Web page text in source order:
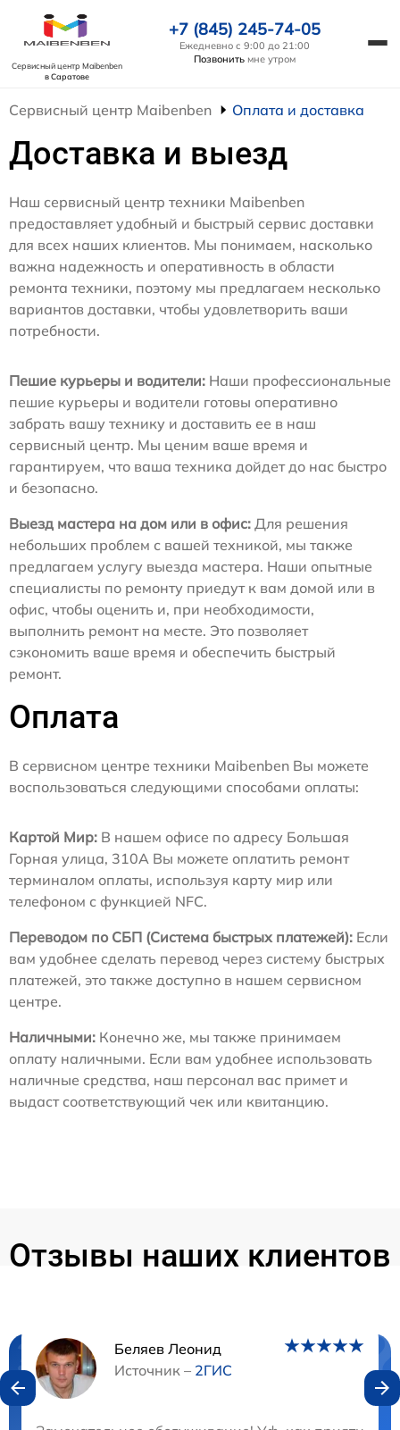
Сервисный центр Maibenben
в Саратове
+7 (845) 245-74-05
Ежедневно с 9:00 до 21:00
Позвонить мне утром
Сервисный центр Maibenben Оплата и доставка
Доставка и выезд
Наш сервисный центр техники Maibenben
предоставляет удобный и быстрый сервис доставки
для всех наших клиентов. Мы понимаем, насколько
важна надежность и оперативность в области
ремонта техники, поэтому мы предлагаем несколько
вариантов доставки, чтобы удовлетворить ваши
потребности.
Пешие курьеры и водители: Наши профессиональные
пешие курьеры и водители готовы оперативно
забрать вашу технику и доставить ее в наш
сервисный центр. Мы ценим ваше время и
гарантируем, что ваша техника дойдет до нас быстро
и безопасно.
Выезд мастера на дом или в офис: Для решения
небольших проблем с вашей техникой, мы также
предлагаем услугу выезда мастера. Наши опытные
специалисты по ремонту приедут к вам домой или в
офис, чтобы оценить и, при необходимости,
выполнить ремонт на месте. Это позволяет
сэкономить ваше время и обеспечить быстрый
ремонт.
Оплата
В сервисном центре техники Maibenben Вы можете
воспользоваться следующими способами оплаты:
Картой Мир: В нашем офисе по адресу Большая
Горная улица, 310А Вы можете оплатить ремонт
терминалом оплаты, используя карту мир или
телефоном с функцией NFC.
Переводом по СБП (Система быстрых платежей): Если
вам удобнее сделать перевод через систему быстрых
платежей, это также доступно в нашем сервисном
центре.
Наличными: Конечно же, мы также принимаем
оплату наличными. Если вам удобнее использовать
наличные средства, наш персонал вас примет и
выдаст соответствующий чек или квитанцию.
Отзывы наших клиентов
Беляев Леонид
Источник – 2ГИС
Нужна консультация?